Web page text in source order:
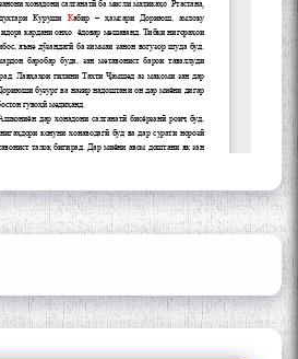
БО АҲЛИ
ОЛИМОНИ
МИЛЛИИ